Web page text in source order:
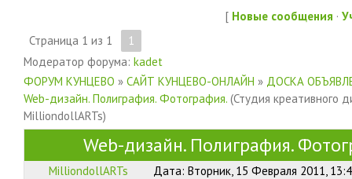
[ Новые сообщения ·
Страница 1 из 1
1
Модератор форума: kadet
ФОРУМ КУНЦЕВО » САЙТ КУНЦЕВО-ОНЛАЙН » ДОСКА
Web-дизайн. Полиграфия. Фотография. (Студия креативного
MilliondollARTs)
Web-дизайн. Полиграфия.
MilliondollARTs Дата: Вторник, 15 Февраля 2011,